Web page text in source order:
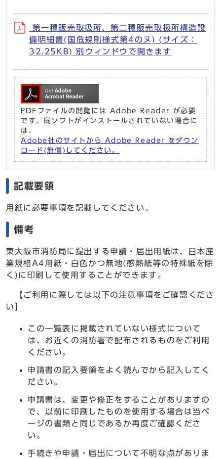
第一種販売取扱所、第二種販売取扱所構造設
備明細書(国危規則様式第4のヌ) (サイズ：
32.25KB) 別ウィンドウで開きます
PDFファイルの閲覧には Adobe Reader が必要
です。同ソフトがインストールされていない場合に
は、
Adobe社のサイトから Adobe Reader をダウン
ロード(無償)してください。
記載要領
用紙に必要事項を記載してください。
備考
東大阪市消防局に提出する申請・届出用紙は、日本産
業規格A4用紙・白色かつ無地(感熱紙等の特殊紙を除
く)に印刷して使用することができます。
【ご利用に際しては以下の注意事項をご確認くださ
い】
この一覧表に掲載されていない様式について
は、お近くの消防署で配布されるものをご利用
ください。
申請書の記入要領をよく読んでから記入してく
ださい。
申請書は、変更や修正をすることがありますの
で、以前に印刷したものを使用する場合は当ペ
ージの書類と同じであるか再度ご確認くださ
い。
手続きや申請・届出について不明な点がありま